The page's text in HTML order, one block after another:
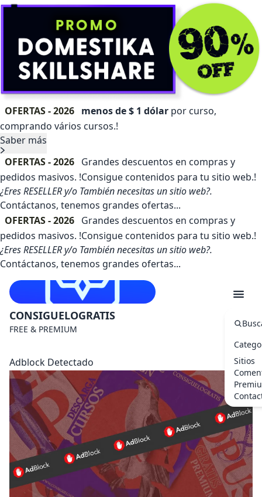
OFERTAS - 2026 menos de $ 1 dólar por curso,
comprando vários cursos.!
Saber más
OFERTAS - 2026 Grandes descuentos en compras y
pedidos masivos. !Consigue contenidos para tu sitio web.!
¿Eres RESELLER y/o También necesitas un sitio web?.
Contáctanos, tenemos grandes ofertas...
OFERTAS - 2026 Grandes descuentos en compras y
pedidos masivos. !Consigue contenidos para tu sitio web.!
¿Eres RESELLER y/o También necesitas un sitio web?.
Contáctanos, tenemos grandes ofertas...
CONSIGUELOGRATIS
FREE & PREMIUM
Sitios
Adblock Detectado